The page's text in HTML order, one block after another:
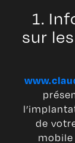
1.
sur
de